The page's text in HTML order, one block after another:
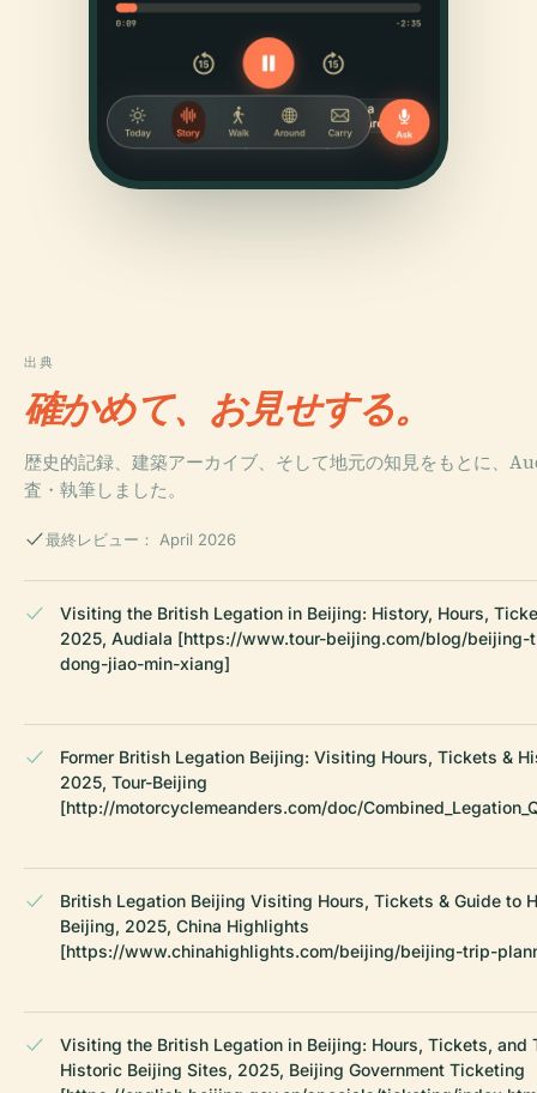
出典
確かめて、お見せする。
歴史的記録、建築アーカイブ、そして地元の知見をもとに、
査・執筆しました。
最終レビュー： April 2026
Visiting the British Legation in Beijing: History, Hours,
2025, Audiala [https://www.tour-beijing.com/blog/
dong-jiao-min-xiang]
Former British Legation Beijing: Visiting Hours, Tickets &
2025, Tour-Beijing
[http://motorcyclemeanders.com/doc/
British Legation Beijing Visiting Hours, Tickets & Guide to
Beijing, 2025, China Highlights
[https://www.chinahighlights.com/beijing/beijing-trip-
Visiting the British Legation in Beijing: Hours, Tickets, and
Historic Beijing Sites, 2025, Beijing Government Ticketing